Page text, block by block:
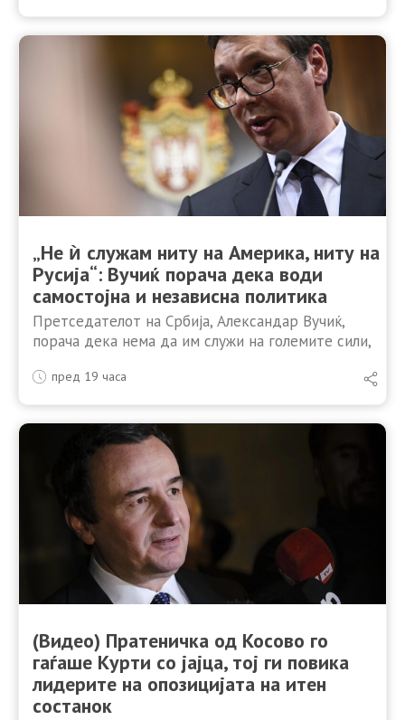
теснец за пловидба, објави „Волстрит …
„Не ѝ служам ниту на Америка, ниту на
Русија“: Вучиќ порача дека води
самостојна и независна политика
Претседателот на Србија, Александар Вучиќ,
порача дека нема да им служи на големите сили,
негова работа е да се грижи за земјата …
пред 19 часа
(Видео) Пратеничка од Косово го
гаѓаше Курти со јајца, тој ги повика
лидерите на опозицијата на итен
состанок